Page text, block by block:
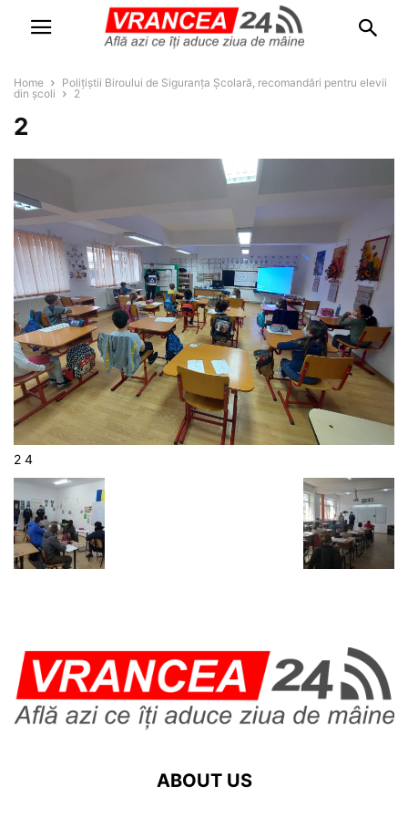
Home
Polițiștii Biroului de Siguranța Școlară, recomandări pentru elevii
din școli
2
2
2 4
ABOUT US